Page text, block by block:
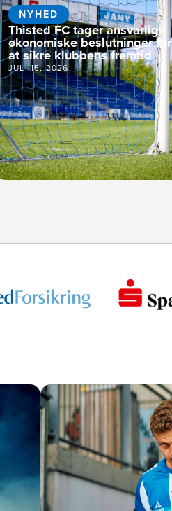
NYHED
Thisted FC tager ansvarlige
økonomiske beslutninger for
at sikre klubbens fremtid
JULI 15, 2026